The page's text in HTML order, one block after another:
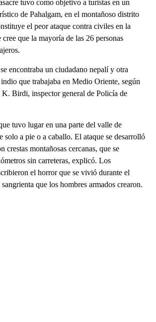
tuvo como objetivo a turistas en un
de Pahalgam, en el montañoso distrito
el peor ataque contra civiles en la
cree que la mayoría de las 26 personas
encontraba un ciudadano nepalí y otra
que trabajaba en Medio Oriente, según
Birdi, inspector general de Policía de
tuvo lugar en una parte del valle de
solo a pie o a caballo. El ataque se desarrolló
crestas montañosas cercanas, que se
sin carreteras, explicó. Los
el horror que se vivió durante el
que los hombres armados crearon.